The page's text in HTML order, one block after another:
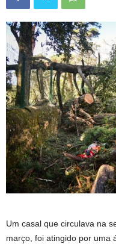
Um casal que circulava na
março, foi atingido por uma